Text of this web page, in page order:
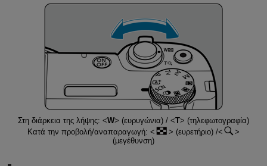
Στη διάρκεια της λήψης: W (ευρυγώνια) / T
(τηλεφωτογραφία)
Κατά την προβολή/αναπαραγωγή:
(ευρετήριο) /
(μεγέθυνση)